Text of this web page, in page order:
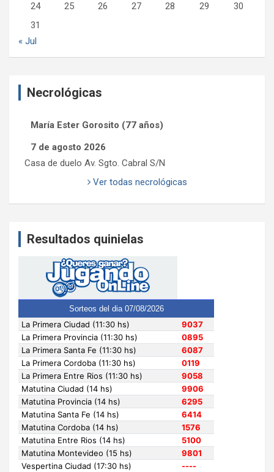
24
25 26 27 28 29
30
31
« Jul
Necrológicas
María Ester Gorosito (77 años)
7 de agosto 2026
Casa de duelo Av. Sgto. Cabral S/N
Ver todas necrológicas
Resultados quinielas